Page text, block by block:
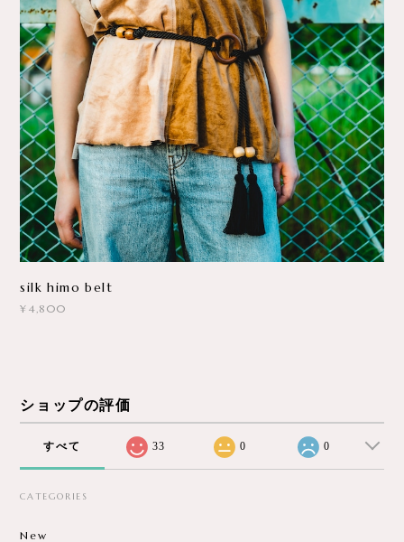
silk himo belt
¥4,800
ショップの評価
すべて 33 0 0
CATEGORIES
New